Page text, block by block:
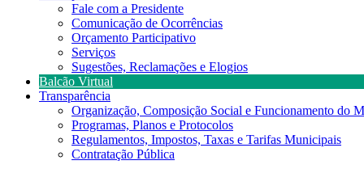
Fale com a Presidente
Comunicação de Ocorrências
Orçamento Participativo
Serviços
Sugestões, Reclamações e Elogios
Balcão Virtual
Transparência
Organização, Composição Social e Funcionamento do
Programas, Planos e Protocolos
Regulamentos, Impostos, Taxas e Tarifas Municipais
Contratação Pública